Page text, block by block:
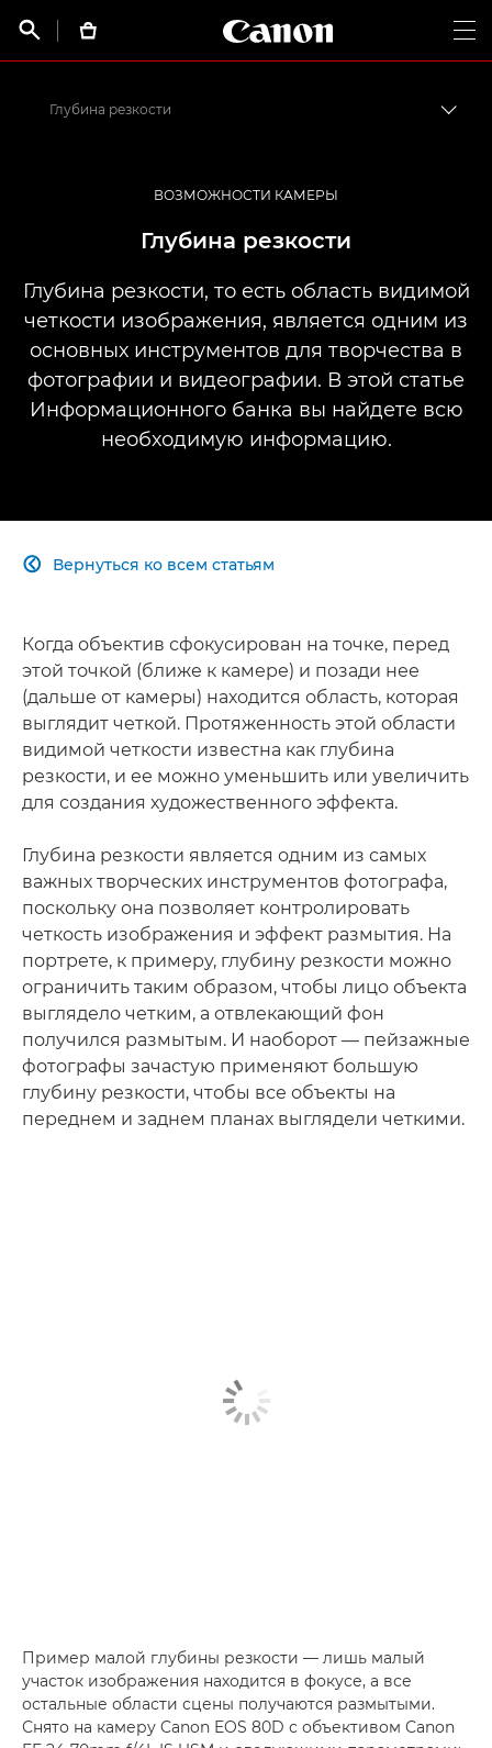
 
Canon Logo, back
Профессиональная фото- и видеосъемка
Информационный банк: информационный ресурс для фотографов
Глубина резкости
ВОЗМОЖНОСТИ КАМЕРЫ
Глубина резкости
Глубина резкости, то есть область видимой
четкости изображения, является одним из
основных инструментов для творчества в
фотографии и видеографии. В этой статье
Информационного банка вы найдете всю
необходимую информацию.
Вернуться ко всем статьям

Когда объектив сфокусирован на точке, перед
этой точкой (ближе к камере) и позади нее
(дальше от камеры) находится область, которая
выглядит четкой. Протяженность этой области
видимой четкости известна как глубина
резкости, и ее можно уменьшить или увеличить
для создания художественного эффекта.
Глубина резкости является одним из самых
важных творческих инструментов фотографа,
поскольку она позволяет контролировать
четкость изображения и эффект размытия. На
портрете, к примеру, глубину резкости можно
ограничить таким образом, чтобы лицо объекта
выглядело четким, а отвлекающий фон
получился размытым. И наоборот — пейзажные
фотографы зачастую применяют большую
глубину резкости, чтобы все объекты на
переднем и заднем планах выглядели четкими.
Пример малой глубины резкости — лишь малый
участок изображения находится в фокусе, а все
остальные области сцены получаются размытыми.
Снято на камеру Canon EOS 80D с объективом Canon